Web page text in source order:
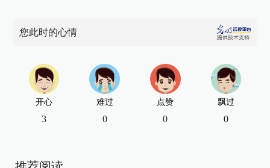
您此时的心情
开心
3
难过
0
点赞
0
飘过
0